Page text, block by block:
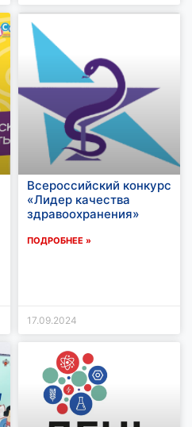
Всероссийский конкурс
«Лидер качества
здравоохранения»
ПОДРОБНЕЕ »
17.09.2024